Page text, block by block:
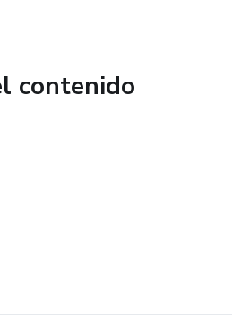
contenido